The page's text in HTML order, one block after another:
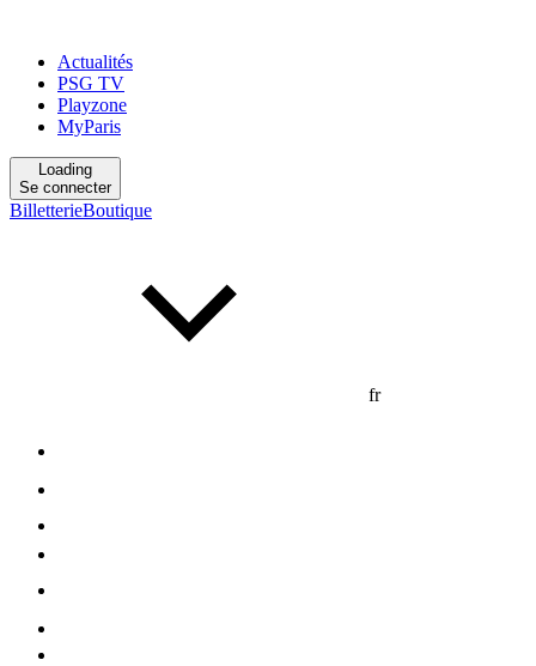
Actualités
PSG TV
Playzone
MyParis
Loading
Se connecter
BilletterieBoutique
fr